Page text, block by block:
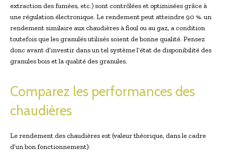
extraction des fumées, etc.) sont contrôlées et optimisées grâce à
une régulation électronique. Le rendement peut atteindre 90 %. un
rendement similaire aux chaudières à fioul ou au gaz, a condition
toutefois que les granulés utilisés soient de bonne qualité. Pensez
donc avant d’investir dans un tel système l’état de disponibilité des
granules bois et la qualité des granules.
Comparez les performances des
chaudières
Le rendement des chaudières est (valeur théorique, dans le cadre
d’un bon fonctionnement):